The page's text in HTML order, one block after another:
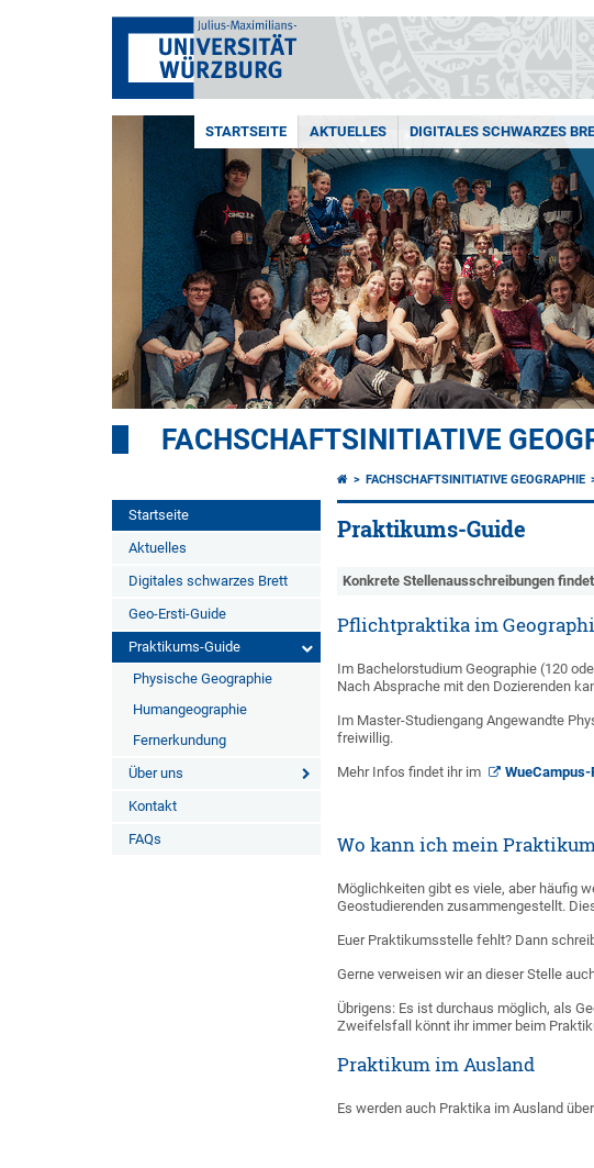
STARTSEITE AKTUELLES DIGITALES SCHWARZES
FACHSCHAFTSINITIATIVE
Startseite
Aktuelles
Digitales schwarzes Brett
Geo-Ersti-Guide
Praktikums-Guide
Physische Geographie
Humangeographie
Fernerkundung
Über uns
Kontakt
FAQs
FACHSCHAFTSINITIATIVE GEOGRAPHIE
Praktikums-Guide
Konkrete Stellenausschreibungen
Pflichtpraktika im
Im Bachelorstudium Geographie (120
Nach Absprache mit den Dozierenden
Im Master-Studiengang Angewandte
freiwillig.
Mehr Infos findet ihr im
Wo kann ich mein
Möglichkeiten gibt es viele, aber häufig
Geostudierenden zusammengestellt.
Euer Praktikumsstelle fehlt? Dann
Gerne verweisen wir an dieser Stelle
Übrigens: Es ist durchaus möglich, als
Zweifelsfall könnt ihr immer beim
Praktikum im Ausland
Es werden auch Praktika im Ausland